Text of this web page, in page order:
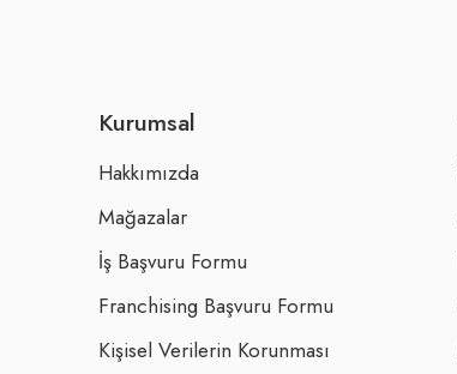
Kurumsal
Hakkımızda
Mağazalar
İş Başvuru Formu
Franchising Başvuru Formu
Kişisel Verilerin Korunması